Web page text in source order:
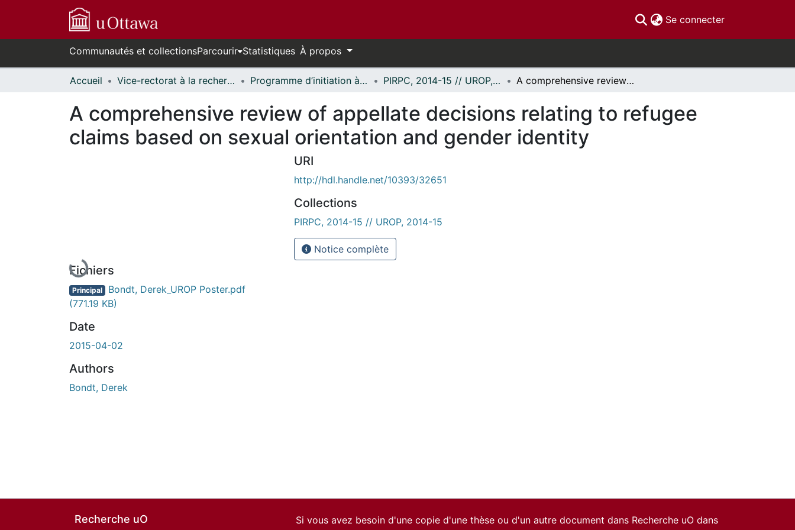
Se connecter(current)
Communautés et collectionsParcourir Statistiques À propos
Accueil Vice-rectorat à la recherche // Office of the V-P, Research Programme d’initiation à la recherche au premier cycle (PIRPC) // Undergraduate Research Opportunity Program (UROP) PIRPC, 2014-15 // UROP, 2014-15 A comprehensive review of appellate decisions relating to refugee claims based on sexual orientation and gender identity
A comprehensive review of appellate decisions relating to refugee
claims based on sexual orientation and gender identity
En cours de chargement...
Fichiers
Principal Bondt, Derek_UROP Poster.pdf
(771.19 KB)
Date
2015-04-02
Authors
Bondt, Derek
URI
http://hdl.handle.net/10393/32651
Collections
PIRPC, 2014-15 // UROP, 2014-15
Notice complète
Recherche uO
Si vous avez besoin d'une copie d'une thèse ou d'un autre document dans Recherche uO dans